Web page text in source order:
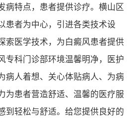
病特点，患者提供诊疗。横山区
患者为中心，引进各类技术设
索医学技术，为白癜风患者提供
专科门诊部环境温馨明净，医护
病人着想、关心体贴病人、为病
为患者营造舒适、温馨的医疗服
到轻松与舒适。给您提供良好的